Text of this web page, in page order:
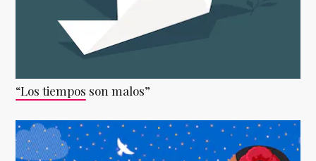
“Los tiempos son malos”